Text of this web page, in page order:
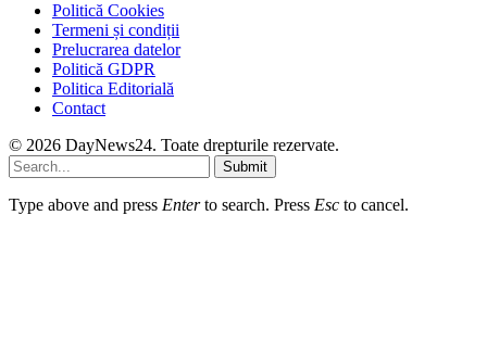
Politică Cookies
Termeni și condiții
Prelucrarea datelor
Politică GDPR
Politica Editorială
Contact
© 2026 DayNews24. Toate drepturile rezervate.
Submit
Type above and press Enterto search. Press Esc to cancel.